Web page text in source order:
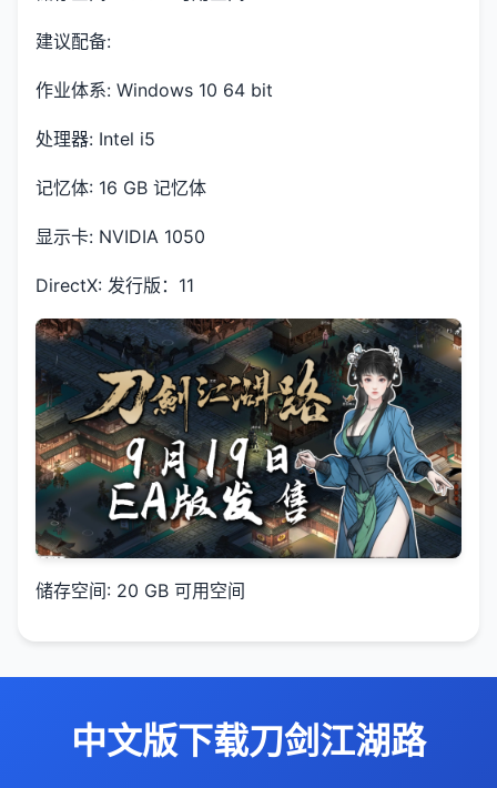
建议配备:
作业体系: Windows 10 64 bit
处理器: Intel i5
记忆体: 16 GB 记忆体
显示卡: NVIDIA 1050
DirectX: 发行版：11
储存空间: 20 GB 可用空间
中文版下载刀剑江湖路